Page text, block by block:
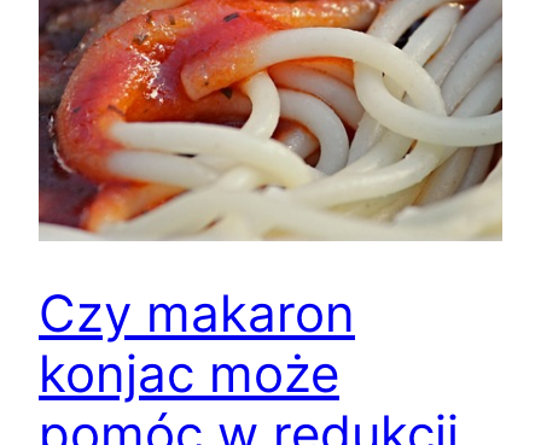
Czy makaron
konjac może